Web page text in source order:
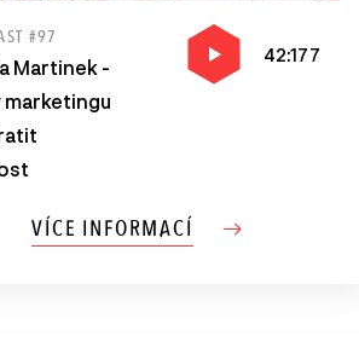
#97
Martinek -
marketingu
42:177
VÍCE INFORMACÍ